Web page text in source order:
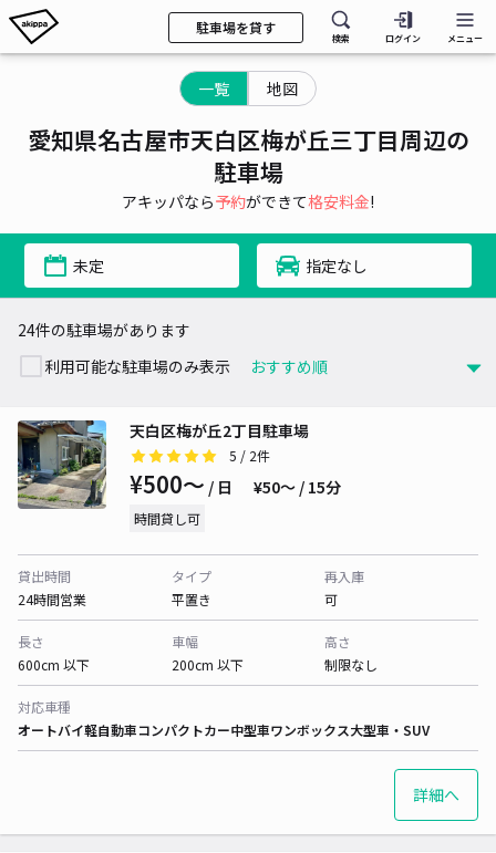
駐車場を貸す
検索 ログイン メニュー
一覧 地図
愛知県名古屋市天白区梅が丘三丁目周辺の
駐車場
アキッパなら予約ができて格安料金!
未定 指定なし
24件の駐車場があります
利用可能な駐車場のみ表示
天白区梅が丘2丁目駐車場
5 / 2件
¥500〜 / 日 ¥50〜 / 15分
時間貸し可
貸出時間
24時間営業
タイプ
平置き
再入庫
可
長さ
600cm 以下
車幅
200cm 以下
高さ
制限なし
対応車種
オートバイ軽自動車コンパクトカー中型車ワンボックス大型車・SUV
詳細へ